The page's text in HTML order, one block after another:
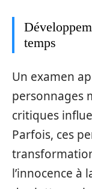
temps
Un examen
personnages
critiques
Parfois, ces
l’innocence à